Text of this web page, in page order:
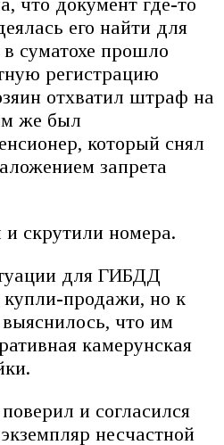
его найти для
суматохе прошло
регистрацию
отхватил штраф на
же был
который снял
запрета
скрутили номера.
для ГИБДД
продажи, но к
что им
камерунская
и согласился
несчастной